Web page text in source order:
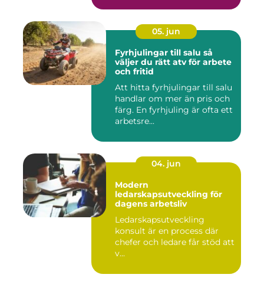
05. jun
Fyrhjulingar till salu så
väljer du rätt atv för arbete
och fritid
Att hitta fyrhjulingar till salu
handlar om mer än pris och
färg. En fyrhjuling är ofta ett
arbetsre...
04. jun
Modern
ledarskapsutveckling för
dagens arbetsliv
Ledarskapsutveckling
konsult är en process där
chefer och ledare får stöd att
v...